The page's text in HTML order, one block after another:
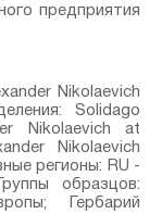
предприятия
Nikolaevich
Solidago
Nikolaevich at
Nikolaevich
регионы: RU -
образцов:
Гербарий